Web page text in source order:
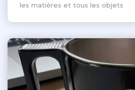
les matières et tous les objets